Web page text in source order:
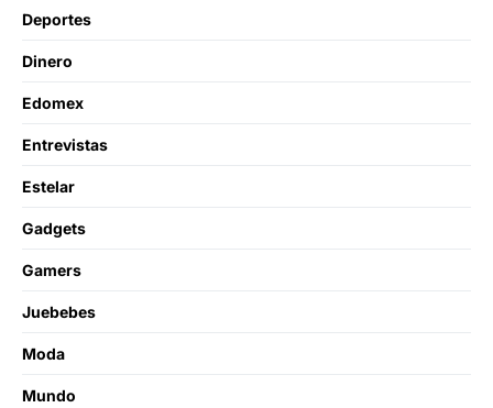
Deportes
Dinero
Edomex
Entrevistas
Estelar
Gadgets
Gamers
Juebebes
Moda
Mundo